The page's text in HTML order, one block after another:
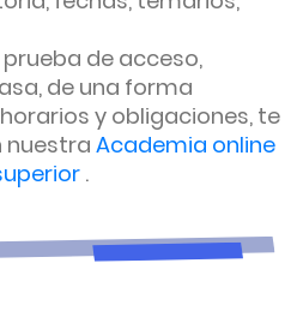
de acceso,
de una forma
y obligaciones, te
nuestraAcademia online
.